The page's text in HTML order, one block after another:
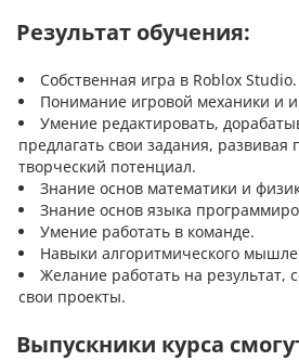
Результат обучения:
Собственная игра в Roblox Studio.
Понимание игровой механики и
Умение редактировать,
предлагать свои задания,
творческий потенциал.
Знание основ математики и
Знание основ языка
Умение работать в команде.
Навыки алгоритмического
Желание работать на результат,
свои проекты.
Выпускники курса